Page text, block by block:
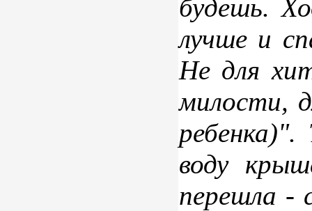
будешь.
лучше и
Не для
милости,
воду
перешла -